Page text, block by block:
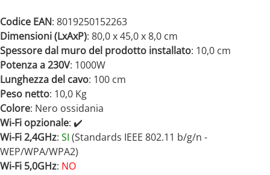
Codice EAN: 8019250152263
Dimensioni (LxAxP): 80,0 x 45,0 x 8,0 cm
Spessore dal muro del prodotto installato: 10,0 cm
Potenza a 230V: 1000W
Lunghezza del cavo: 100 cm
Peso netto: 10,0 Kg
Colore: Nero ossidania
Wi-Fi opzionale: ✔️
Wi-Fi 2,4GHz: SI (Standards IEEE 802.11 b/g/n -
WEP/WPA/WPA2)
Wi-Fi 5,0GHz: NO